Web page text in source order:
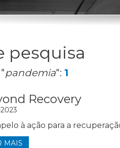
pesquisa
pandemia": 1
Recovery
à ação para a
MAIS